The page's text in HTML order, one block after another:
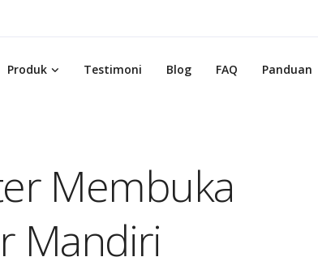
Produk Testimoni Blog FAQ Panduan
Membuka
Mandiri